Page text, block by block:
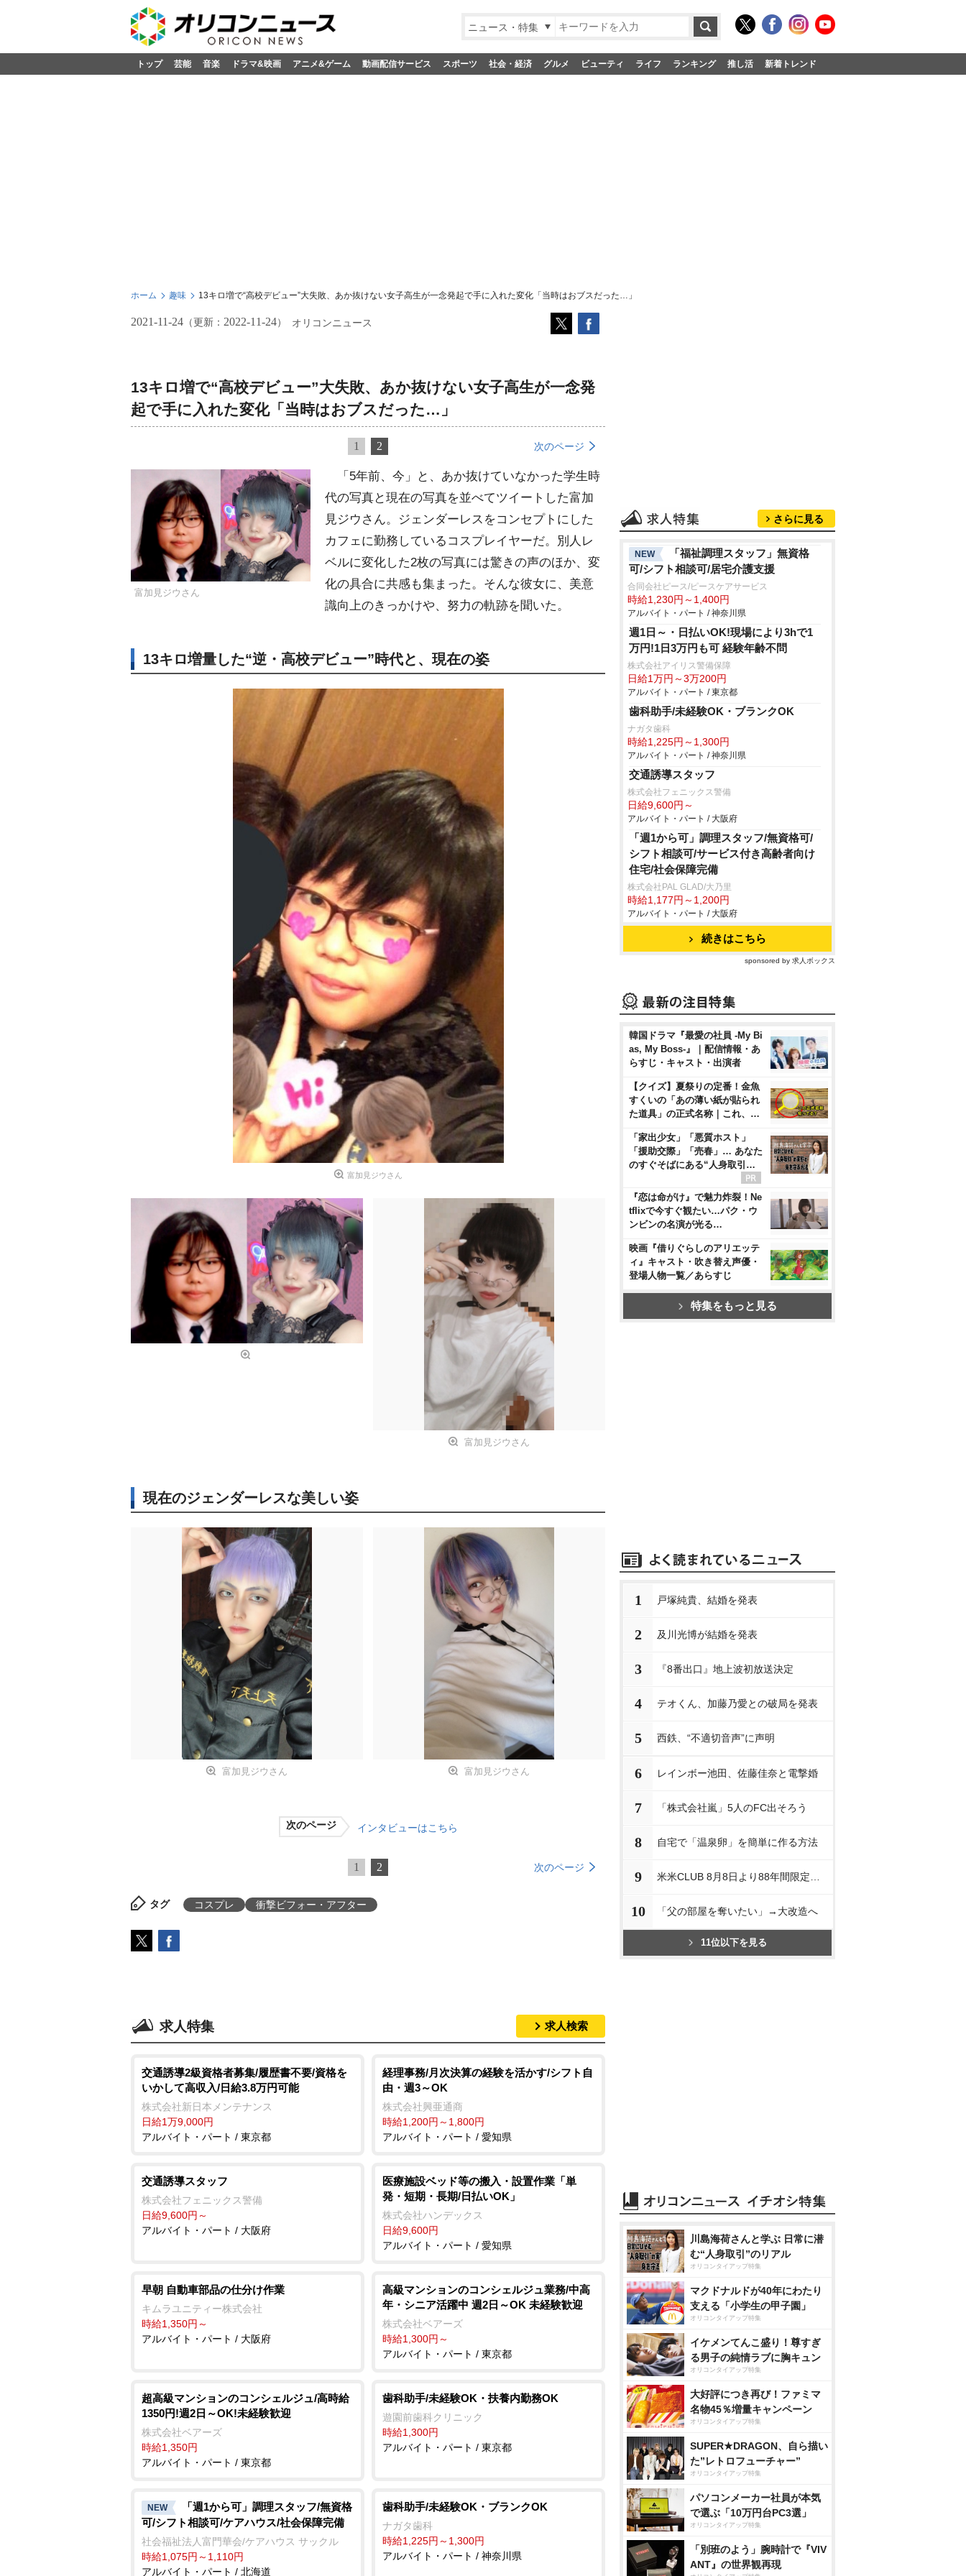
ニュース・特集
トップ 芸能 音楽 ドラマ&映画 アニメ&ゲーム 動画配信サービス スポーツ 社会・経済 グルメ ビューティ ライフ ランキング 推し活 新着トレンド
ホーム 趣味 13キロ増で“高校デビュー”大失敗、あか抜けない女子高生が一念発起で手に入れた変化「当時はおブスだった…」
2021-11-24 （更新： 2022-11-24） オリコンニュース
13キロ増で“高校デビュー”大失敗、あか抜けない女子高生が一念発
起で手に入れた変化「当時はおブスだった…」
1 2 次のページ
富加見ジウさん
「5年前、今」と、あか抜けていなかった学生時
代の写真と現在の写真を並べてツイートした富加
見ジウさん。ジェンダーレスをコンセプトにした
カフェに勤務しているコスプレイヤーだ。別人レ
ベルに変化した2枚の写真には驚きの声のほか、変
化の具合に共感も集まった。そんな彼女に、美意
識向上のきっかけや、努力の軌跡を聞いた。
13キロ増量した“逆・高校デビュー”時代と、現在の姿
富加見ジウさん
富加見ジウさん
現在のジェンダーレスな美しい姿
富加見ジウさん 富加見ジウさん
次のページ インタビューはこちら
1 2 次のページ
タグ コスプレ 衝撃ビフォー・アフター
求人特集 求人検索
交通誘導2級資格者募集/履歴書不要/資格を
いかして高収入/日給3.8万円可能
株式会社新日本メンテナンス
日給1万9,000円
アルバイト・パート / 東京都
経理事務/月次決算の経験を活かす/シフト自
由・週3～OK
株式会社興亜通商
時給1,200円～1,800円
アルバイト・パート / 愛知県
交通誘導スタッフ
株式会社フェニックス警備
日給9,600円～
アルバイト・パート / 大阪府
医療施設ベッド等の搬入・設置作業「単
発・短期・長期/日払いOK」
株式会社ハンデックス
日給9,600円
アルバイト・パート / 愛知県
早朝 自動車部品の仕分け作業
キムラユニティー株式会社
時給1,350円～
アルバイト・パート / 大阪府
高級マンションのコンシェルジュ業務/中高
年・シニア活躍中 週2日～OK 未経験歓迎
株式会社ベアーズ
時給1,300円～
アルバイト・パート / 東京都
超高級マンションのコンシェルジュ/高時給
1350円!週2日～OK!未経験歓迎
株式会社ベアーズ
時給1,350円
アルバイト・パート / 東京都
歯科助手/未経験OK・扶養内勤務OK
遊園前歯科クリニック
時給1,300円
アルバイト・パート / 東京都
NEW
「週1から可」調理スタッフ/無資格
可/シフト相談可/ケアハウス/社会保障完備
社会福祉法人富門華会/ケアハウス サックル
時給1,075円～1,110円
アルバイト・パート / 北海道
歯科助手/未経験OK・ブランクOK
ナガタ歯科
時給1,225円～1,300円
アルバイト・パート / 神奈川県
さらに見る
NEW
「福祉調理スタッフ」無資格
可/シフト相談可/居宅介護支援
合同会社ピース/ピースケアサービス
時給1,230円～1,400円
アルバイト・パート / 神奈川県
週1日～・日払いOK!現場により3hで1
万円!1日3万円も可 経験年齢不問
株式会社アイリス警備保障
日給1万円～3万200円
アルバイト・パート / 東京都
歯科助手/未経験OK・ブランクOK
ナガタ歯科
時給1,225円～1,300円
アルバイト・パート / 神奈川県
交通誘導スタッフ
株式会社フェニックス警備
日給9,600円～
アルバイト・パート / 大阪府
「週1から可」調理スタッフ/無資格可/
シフト相談可/サービス付き高齢者向け
住宅/社会保障完備
株式会社PAL GLAD/大乃里
時給1,177円～1,200円
アルバイト・パート / 大阪府
続きはこちら
sponsored by 求人ボックス
韓国ドラマ『最愛の社員 -My Bi
as, My Boss-』｜配信情報・あ
らすじ・キャスト・出演者
【クイズ】夏祭りの定番！金魚
すくいの「あの薄い紙が貼られ
た道具」の正式名称｜これ、…
「家出少女」「悪質ホスト」
「援助交際」「売春」… あなた
のすぐそばにある“人身取引…
『恋は命がけ』で魅力炸裂！Ne
tflixで今すぐ観たい…パク・ウ
ンビンの名演が光る…
映画『借りぐらしのアリエッテ
ィ』キャスト・吹き替え声優・
登場人物一覧／あらすじ
特集をもっと見る
1 戸塚純貴、結婚を発表
2 及川光博が結婚を発表
3 『8番出口』地上波初放送決定
4 テオくん、加藤乃愛との破局を発表
5 西鉄、“不適切音声”に声明
6 レインボー池田、佐藤佳奈と電撃婚
7 「株式会社嵐」5人のFC出そろう
8 自宅で「温泉卵」を簡単に作る方法
9
10 「父の部屋を奪いたい」→大改造へ
11位以下を見る
川島海荷さんと学ぶ 日常に潜
む“人身取引”のリアル
オリコンタイアップ特集
マクドナルドが40年にわたり
支える「小学生の甲子園」
オリコンタイアップ特集
イケメンてんこ盛り！尊すぎ
る男子の純情ラブに胸キュン
オリコンタイアップ特集
大好評につき再び！ファミマ
名物45％増量キャンペーン
オリコンタイアップ特集
SUPER★DRAGON、自ら描い
た”レトロフューチャー”
オリコンタイアップ特集
パソコンメーカー社員が本気
で選ぶ「10万円台PC3選」
オリコンタイアップ特集
「別班のよう」腕時計で『VIV
ANT』の世界観再現